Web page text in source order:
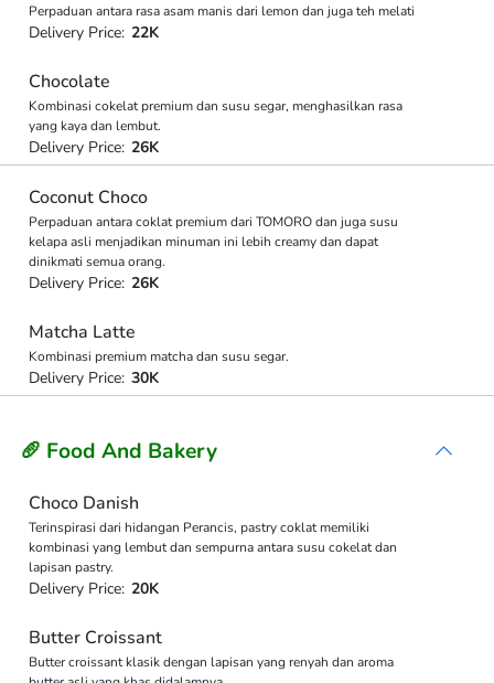
Perpaduan antara rasa asam manis dari lemon dan juga teh melati
Delivery Price: 22K
Chocolate
Kombinasi cokelat premium dan susu segar, menghasilkan rasa
yang kaya dan lembut.
Delivery Price: 26K
Coconut Choco
Perpaduan antara coklat premium dari TOMORO dan juga susu
kelapa asli menjadikan minuman ini lebih creamy dan dapat
dinikmati semua orang.
Delivery Price: 26K
Matcha Latte
Kombinasi premium matcha dan susu segar.
Delivery Price: 30K
🥖 Food And Bakery
Choco Danish
Terinspirasi dari hidangan Perancis, pastry coklat memiliki
kombinasi yang lembut dan sempurna antara susu cokelat dan
lapisan pastry.
Delivery Price: 20K
Butter Croissant
Butter croissant klasik dengan lapisan yang renyah dan aroma